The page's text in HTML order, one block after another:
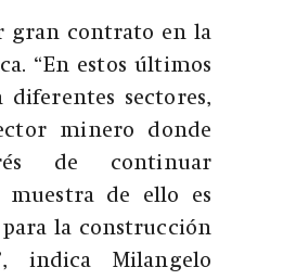
gran contrato en la
“En estos últimos
sectores,
minero donde
de continuar
muestra de ello es
la construcción
indica Milangelo